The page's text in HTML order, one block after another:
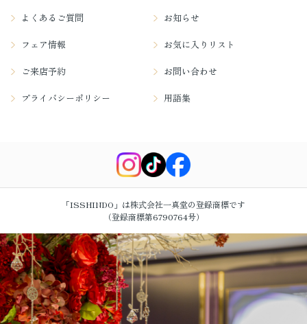
よくあるご質問 お知らせ
フェア情報 お気に入りリスト
ご来店予約 お問い合わせ
プライバシーポリシー 用語集
「ISSHINDO」は株式会社一真堂の登録商標です
（登録商標第6790764号）